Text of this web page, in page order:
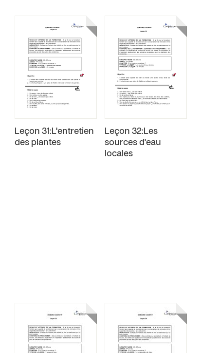
Leçon 31:L'entretien
des plantes
Leçon 32:Les
sources d'eau
locales